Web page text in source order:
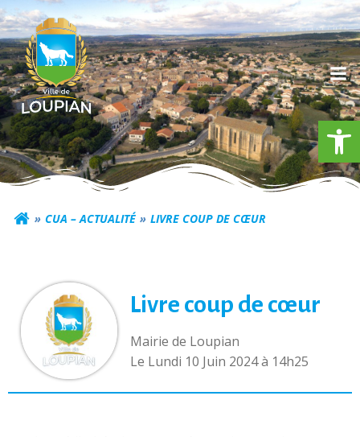
Aller
au
contenu
Commune de
CUA – ACTUALITÉ LIVRE COUP DE CŒUR
Livre coup de cœur
Mairie de Loupian
Le Lundi 10 Juin 2024 à 14h25